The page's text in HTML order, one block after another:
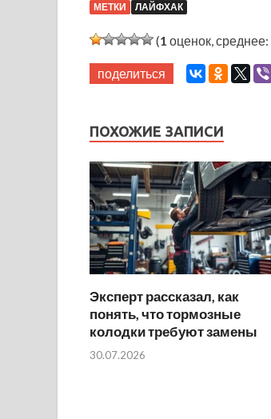
МЕТКИ ЛАЙФХАК
(1 оценок, среднее:
поделиться
ПОХОЖИЕ ЗАПИСИ
Эксперт рассказал, как
понять, что тормозные
колодки требуют замены
30.07.2026